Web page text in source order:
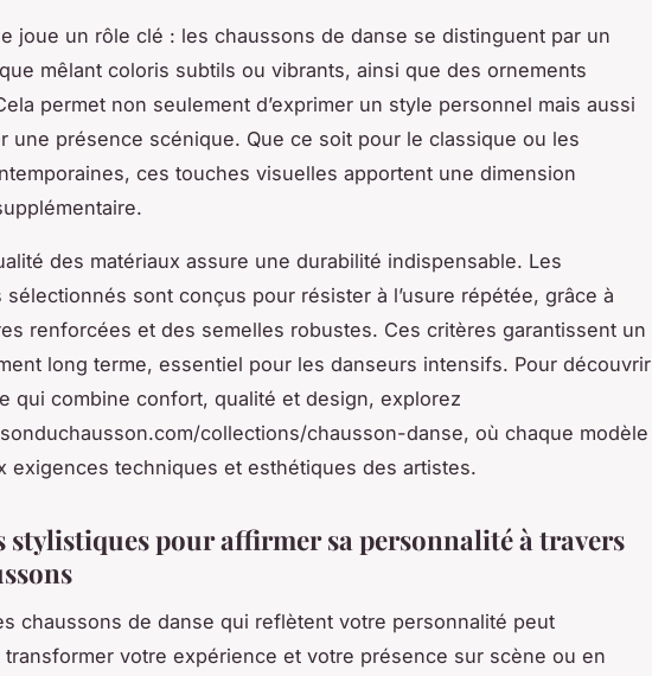
joue un rôle clé : les chaussons de danse se distinguent par un
mêlant coloris subtils ou vibrants, ainsi que des ornements
permet non seulement d’exprimer un style personnel mais aussi
une présence scénique. Que ce soit pour le classique ou les
ces touches visuelles apportent une dimension
des matériaux assure une durabilité indispensable. Les
sélectionnés sont conçus pour résister à l’usure répétée, grâce à
renforcées et des semelles robustes. Ces critères garantissent un
long terme, essentiel pour les danseurs intensifs. Pour découvrir
qui combine confort, qualité et design, explorez
collections/chausson-danse, où chaque modèle
exigences techniques et esthétiques des artistes.
stylistiques pour affirmer sa personnalité à travers
chaussons de danse qui reflètent votre personnalité peut
transformer votre expérience et votre présence sur scène ou en